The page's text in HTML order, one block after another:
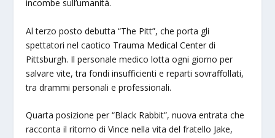
incombe sull’umanità.
Al terzo posto debutta “The Pitt”, che porta gli
spettatori nel caotico Trauma Medical Center di
Pittsburgh. Il personale medico lotta ogni giorno per
salvare vite, tra fondi insufficienti e reparti sovraffollati,
tra drammi personali e professionali.
Quarta posizione per “Black Rabbit”, nuova entrata che
racconta il ritorno di Vince nella vita del fratello Jake,